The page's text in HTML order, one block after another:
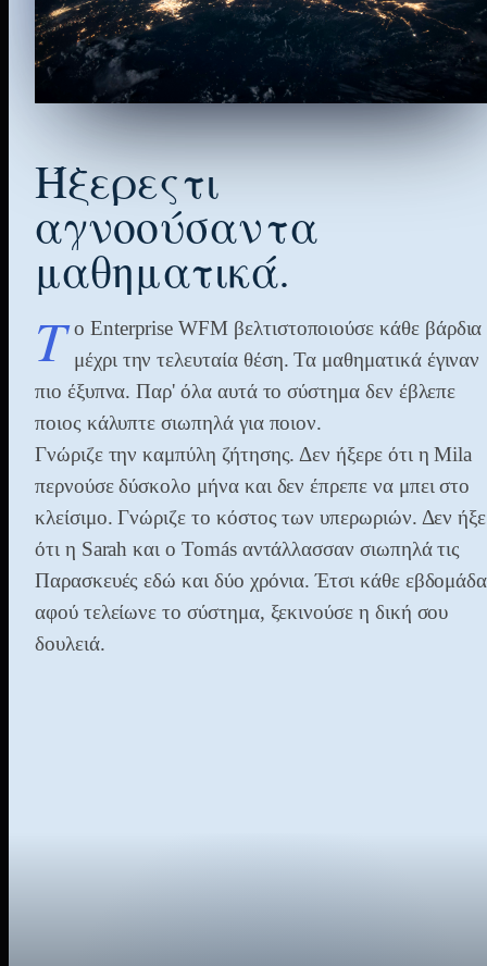
Ήξερεςτι
αγνοούσαντα
μαθηματικά.
Τ ο Enterprise WFM βελτιστοποιούσε κάθε βάρδια
μέχρι την τελευταία θέση. Τα μαθηματικά έγιναν
πιο έξυπνα. Παρ' όλα αυτά το σύστημα δεν έβλεπε
ποιος κάλυπτε σιωπηλά για ποιον.
Γνώριζε την καμπύλη ζήτησης. Δεν ήξερε ότι η Mila
περνούσε δύσκολο μήνα και δεν έπρεπε να μπει στο
κλείσιμο. Γνώριζε το κόστος των υπερωριών. Δεν
ότι η Sarah και ο Tomás αντάλλασσαν σιωπηλά τις
Παρασκευές εδώ και δύο χρόνια. Έτσι κάθε
αφού τελείωνε το σύστημα, ξεκινούσε η δική σου
δουλειά.